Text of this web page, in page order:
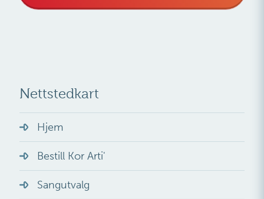
Nettstedkart
Hjem
Bestill Kor Arti'
Sangutvalg